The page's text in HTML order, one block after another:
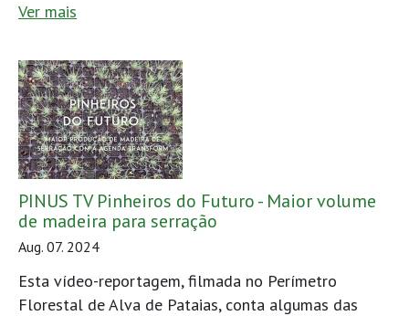
Ver mais
PINUS TV Pinheiros do Futuro - Maior volume
de madeira para serração
Aug. 07. 2024
Esta vídeo-reportagem, filmada no Perímetro
Florestal de Alva de Pataias, conta algumas das